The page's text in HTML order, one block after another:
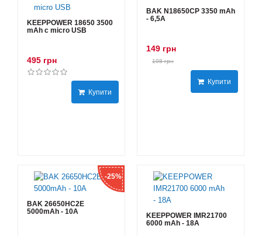
KEEPPOWER 18650 3500
mAh с micro USB
495 грн
Купити
BAK N18650CP 3350 mAh
- 6,5А
149 грн
198 грн
Купити
-25%
BAK 26650HC2E
5000mAh - 10А
KEEPPOWER IMR21700
6000 mAh - 18А